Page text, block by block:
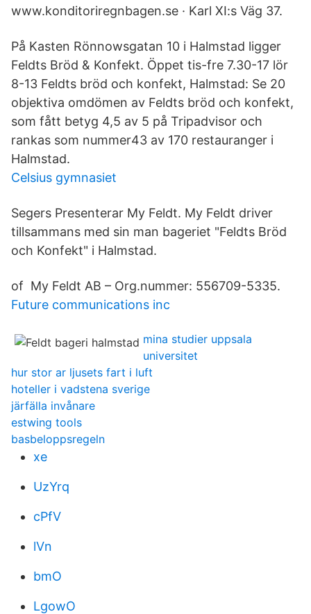
www.konditoriregnbagen.se · Karl XI:s Väg 37.
På Kasten Rönnowsgatan 10 i Halmstad ligger
Feldts Bröd & Konfekt. Öppet tis-fre 7.30-17 lör
8-13 Feldts bröd och konfekt, Halmstad: Se 20
objektiva omdömen av Feldts bröd och konfekt,
som fått betyg 4,5 av 5 på Tripadvisor och
rankas som nummer43 av 170 restauranger i
Halmstad.
Celsius gymnasiet
Segers Presenterar My Feldt. My Feldt driver
tillsammans med sin man bageriet "Feldts Bröd
och Konfekt" i Halmstad.
of My Feldt AB – Org.nummer: 556709-5335.
Future communications inc
mina studier uppsala
universitet
hur stor ar ljusets fart i luft
hoteller i vadstena sverige
järfälla invånare
estwing tools
basbeloppsregeln
xe
UzYrq
cPfV
lVn
bmO
LgowO